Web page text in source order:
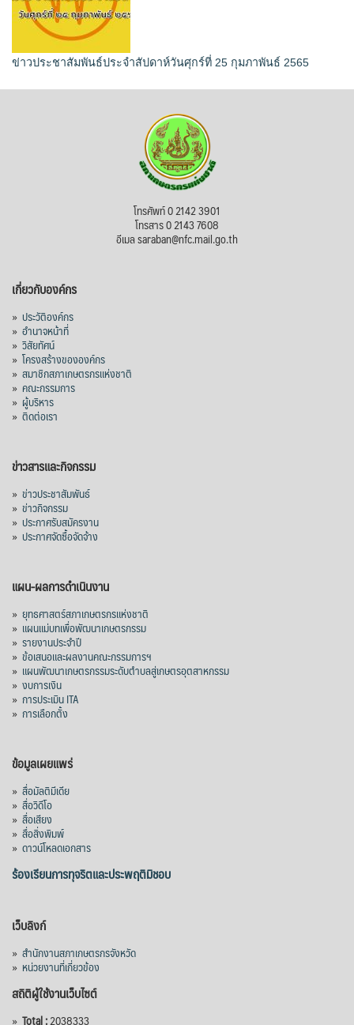
ข่าวประชาสัมพันธ์ประจำสัปดาห์วันศุกร์ที่ 25 กุมภาพันธ์ 2565
โทรศัพท์ 0 2142 3901
โทรสาร 0 2143 7608
อีเมล saraban@nfc.mail.go.th
เกี่ยวกับองค์กร
» ประวัติองค์กร
» อำนาจหน้าที่
» วิสัยทัศน์
» โครงสร้างขององค์กร
» สมาชิกสภาเกษตรกรแห่งชาติ
» คณะกรรมการ
» ผู้บริหาร
» ติดต่อเรา
ข่าวสารและกิจกรรม
» ข่าวประชาสัมพันธ์
» ข่าวกิจกรรม
» ประกาศรับสมัครงาน
» ประกาศจัดซื้อจัดจ้าง
แผน-ผลการดำเนินงาน
» ยุทธศาสตร์สภาเกษตรกรแห่งชาติ
» แผนแม่บทเพื่อพัฒนาเกษตรกรรม
» รายงานประจำปี
» ข้อเสนอและผลงานคณะกรรมการฯ
» แผนพัฒนาเกษตรกรรมระดับตำบลสู่เกษตรอุตสาหกรรม
» งบการเงิน
» การประเมิน ITA
» การเลือกตั้ง
ข้อมูลเผยแพร่
» สื่อมัลติมีเดีย
» สื่อวิดีโอ
» สื่อเสียง
» สื่อสิ่งพิมพ์
» ดาวน์โหลดเอกสาร
ร้องเรียนการทุจริตและประพฤติมิชอบ
เว็บลิงก์
» สำนักงานสภาเกษตรกรจังหวัด
» หน่วยงานที่เกี่ยวข้อง
สถิติผู้ใช้งานเว็บไซต์
» Total :2038333